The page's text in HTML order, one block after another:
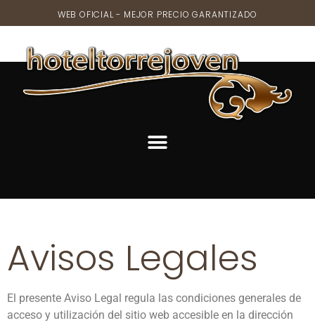
WEB OFICIAL - MEJOR PRECIO GARANTIZADO
Avisos Legales
El presente Aviso Legal regula las condiciones generales de
acceso y utilización del sitio web accesible en la dirección